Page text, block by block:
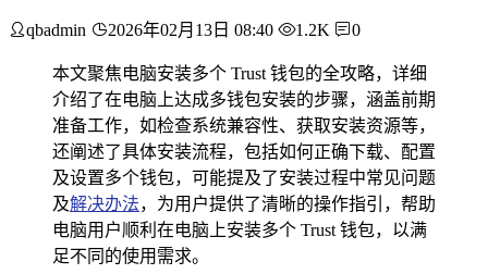
qbadmin 2026年02月13日 08:40 1.2K 0
本文聚焦电脑安装多个 Trust 钱包的全攻略，详细
介绍了在电脑上达成多钱包安装的步骤，涵盖前期
准备工作，如检查系统兼容性、获取安装资源等，
还阐述了具体安装流程，包括如何正确下载、配置
及设置多个钱包，可能提及了安装过程中常见问题
及解决办法，为用户提供了清晰的操作指引，帮助
电脑用户顺利在电脑上安装多个 Trust 钱包，以满
足不同的使用需求。